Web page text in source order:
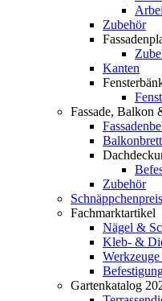
Zubehör
Kanten
Fassade, Balkon
Zubehör
Fachmarktartikel
Nägel &
Kleb- &
Gartenkatalog